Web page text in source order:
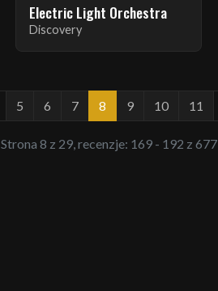
Electric Light Orchestra
Discovery
5 6 7 8 9 10 11
Strona 8 z 29, recenzje: 169 - 192 z 677